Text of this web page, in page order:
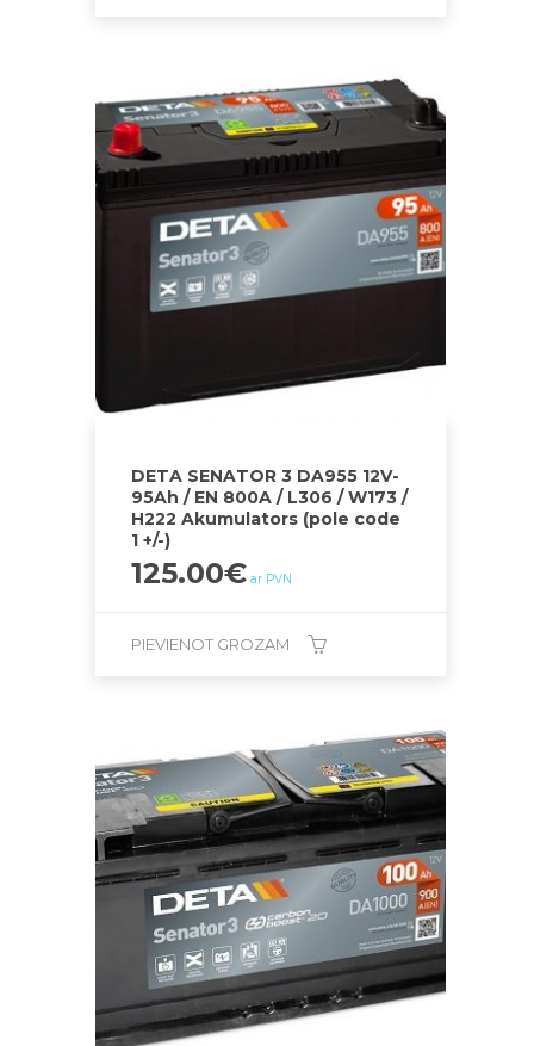
DETA SENATOR 3 DA955 12V-
95Ah / EN 800A / L306 / W173 /
H222 Akumulators (pole code
1 +/-)
125.00€ ar PVN
PIEVIENOT GROZAM